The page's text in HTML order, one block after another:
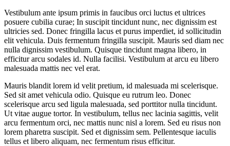
Vestibulum ante ipsum primis in faucibus orci luctus et ultrices
posuere cubilia curae; In suscipit tincidunt nunc, nec dignissim est
ultricies sed. Donec fringilla lacus et purus imperdiet, id sollicitudin
elit vehicula. Duis fermentum fringilla suscipit. Mauris sed diam nec
nulla dignissim vestibulum. Quisque tincidunt magna libero, in
efficitur arcu sodales id. Nulla facilisi. Vestibulum at arcu eu libero
malesuada mattis nec vel erat.
Mauris blandit lorem id velit pretium, id malesuada mi scelerisque.
Sed sit amet vehicula odio. Quisque eu rutrum leo. Donec
scelerisque arcu sed ligula malesuada, sed porttitor nulla tincidunt.
Ut vitae augue tortor. In vestibulum, tellus nec lacinia sagittis, velit
arcu fermentum orci, nec mattis nunc nisl a lorem. Sed eu risus non
lorem pharetra suscipit. Sed et dignissim sem. Pellentesque iaculis
tellus et libero aliquam, nec fermentum risus efficitur.